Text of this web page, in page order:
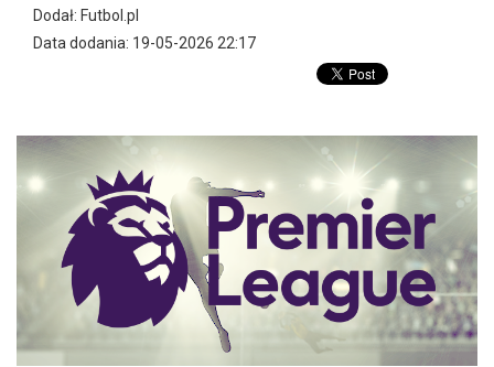
Dodał: Futbol.pl
Data dodania: 19-05-2026 22:17